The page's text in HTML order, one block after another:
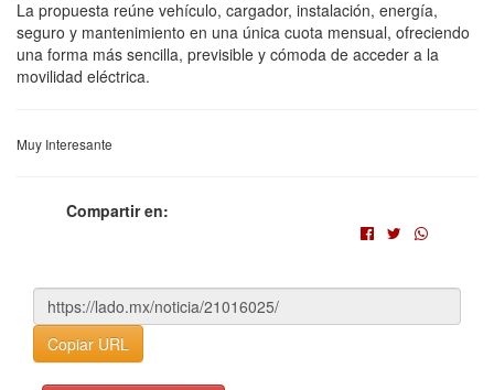
La propuesta reúne vehículo, cargador, instalación, energía,
seguro y mantenimiento en una única cuota mensual, ofreciendo
una forma más sencilla, previsible y cómoda de acceder a la
movilidad eléctrica.
Muy Interesante
Compartir en:
Copiar URL